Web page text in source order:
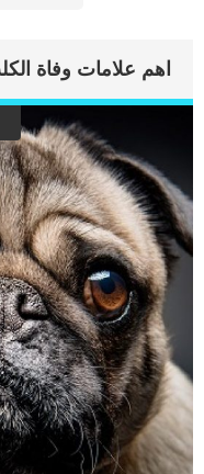
اهم علامات وفاة